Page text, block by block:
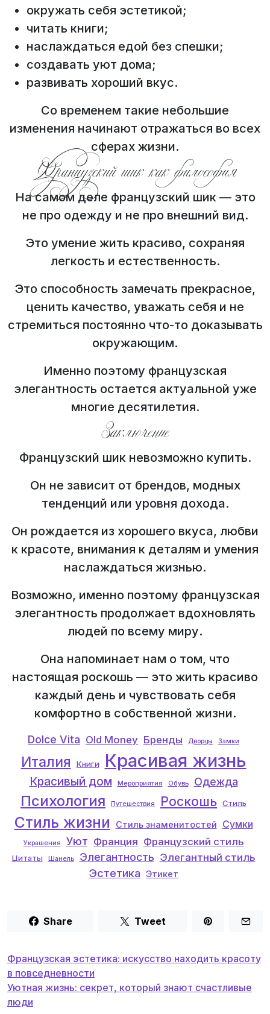
окружать себя эстетикой;
читать книги;
наслаждаться едой без спешки;
создавать уют дома;
развивать хороший вкус.
Со временем такие небольшие
изменения начинают отражаться во всех
сферах жизни.
Французский шик как философия
На самом деле французский шик — это
не про одежду и не про внешний вид.
Это умение жить красиво, сохраняя
легкость и естественность.
Это способность замечать прекрасное,
ценить качество, уважать себя и не
стремиться постоянно что-то доказывать
окружающим.
Именно поэтому французская
элегантность остается актуальной уже
многие десятилетия.
Заключение
Французский шик невозможно купить.
Он не зависит от брендов, модных
тенденций или уровня дохода.
Он рождается из хорошего вкуса, любви
к красоте, внимания к деталям и умения
наслаждаться жизнью.
Возможно, именно поэтому французская
элегантность продолжает вдохновлять
людей по всему миру.
Она напоминает нам о том, что
настоящая роскошь — это жить красиво
каждый день и чувствовать себя
комфортно в собственной жизни.
Dolce Vita Old Money Бренды Дворцы Замки
Италия Книги Красивая жизнь
Красивый дом Мероприятия Обувь Одежда
Психология Путешествия Роскошь Стиль
Стиль жизни Стиль знаменитостей Сумки
Украшения Уют Франция Французский стиль
Цитаты Шанель Элегантность Элегантный стиль
Эстетика Этикет
Share Tweet
Post
navigation
Французская эстетика: искусство находить красоту
в повседневности
Уютная жизнь: секрет, который знают счастливые
люди